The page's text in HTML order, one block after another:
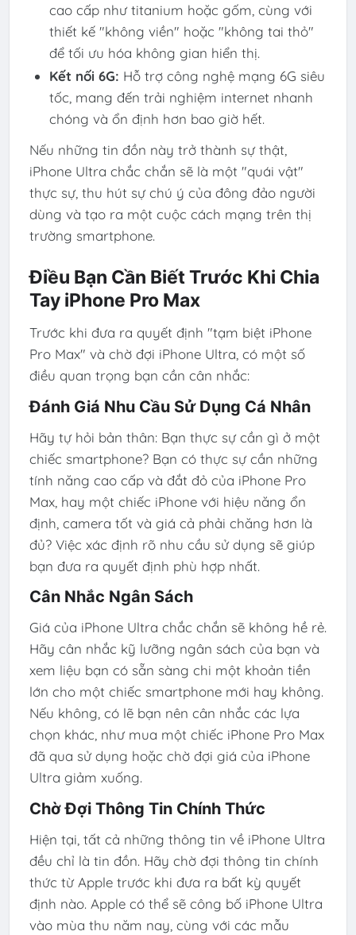
cao cấp như titanium hoặc gốm, cùng với
thiết kế "không viền" hoặc "không tai thỏ"
để tối ưu hóa không gian hiển thị.
Kết nối 6G: Hỗ trợ công nghệ mạng 6G siêu
tốc, mang đến trải nghiệm internet nhanh
chóng và ổn định hơn bao giờ hết.
Nếu những tin đồn này trở thành sự thật,
iPhone Ultra chắc chắn sẽ là một "quái vật"
thực sự, thu hút sự chú ý của đông đảo người
dùng và tạo ra một cuộc cách mạng trên thị
trường smartphone.
Điều Bạn Cần Biết Trước Khi Chia
Tay iPhone Pro Max
Trước khi đưa ra quyết định "tạm biệt iPhone
Pro Max" và chờ đợi iPhone Ultra, có một số
điều quan trọng bạn cần cân nhắc:
Đánh Giá Nhu Cầu Sử Dụng Cá Nhân
Hãy tự hỏi bản thân: Bạn thực sự cần gì ở một
chiếc smartphone? Bạn có thực sự cần những
tính năng cao cấp và đắt đỏ của iPhone Pro
Max, hay một chiếc iPhone với hiệu năng ổn
định, camera tốt và giá cả phải chăng hơn là
đủ? Việc xác định rõ nhu cầu sử dụng sẽ giúp
bạn đưa ra quyết định phù hợp nhất.
Cân Nhắc Ngân Sách
Giá của iPhone Ultra chắc chắn sẽ không hề rẻ.
Hãy cân nhắc kỹ lưỡng ngân sách của bạn và
xem liệu bạn có sẵn sàng chi một khoản tiền
lớn cho một chiếc smartphone mới hay không.
Nếu không, có lẽ bạn nên cân nhắc các lựa
chọn khác, như mua một chiếc iPhone Pro Max
đã qua sử dụng hoặc chờ đợi giá của iPhone
Ultra giảm xuống.
Chờ Đợi Thông Tin Chính Thức
Hiện tại, tất cả những thông tin về iPhone Ultra
đều chỉ là tin đồn. Hãy chờ đợi thông tin chính
thức từ Apple trước khi đưa ra bất kỳ quyết
định nào. Apple có thể sẽ công bố iPhone Ultra
vào mùa thu năm nay, cùng với các mẫu